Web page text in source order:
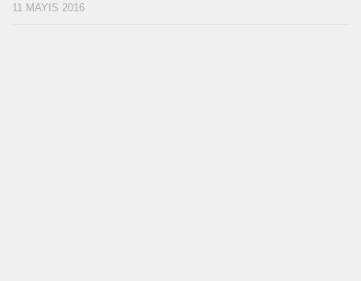
11 MAYIS 2016